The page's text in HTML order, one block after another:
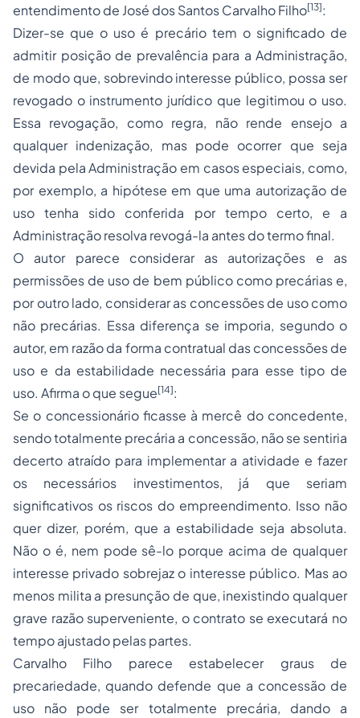
entendimento de José dos Santos Carvalho Filho[13]:
Dizer-se que o uso é precário tem o significado de
admitir posição de prevalência para a Administração,
de modo que, sobrevindo interesse público, possa ser
revogado o instrumento jurídico que legitimou o uso.
Essa revogação, como regra, não rende ensejo a
qualquer indenização, mas pode ocorrer que seja
devida pela Administração em casos especiais, como,
por exemplo, a hipótese em que uma autorização de
uso tenha sido conferida por tempo certo, e a
Administração resolva revogá-la antes do termo final.
O autor parece considerar as autorizações e as
permissões de uso de bem público como precárias e,
por outro lado, considerar as concessões de uso como
não precárias. Essa diferença se imporia, segundo o
autor, em razão da forma contratual das concessões de
uso e da estabilidade necessária para esse tipo de
uso. Afirma o que segue[14]:
Se o concessionário ficasse à mercê do concedente,
sendo totalmente precária a concessão, não se sentiria
decerto atraído para implementar a atividade e fazer
os necessários investimentos, já que seriam
significativos os riscos do empreendimento. Isso não
quer dizer, porém, que a estabilidade seja absoluta.
Não o é, nem pode sê-lo porque acima de qualquer
interesse privado sobrejaz o interesse público. Mas ao
menos milita a presunção de que, inexistindo qualquer
grave razão superveniente, o contrato se executará no
tempo ajustado pelas partes.
Carvalho Filho parece estabelecer graus de
precariedade, quando defende que a concessão de
uso não pode ser totalmente precária, dando a